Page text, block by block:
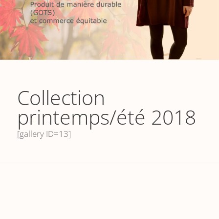
Collection
printemps/été 2018
[gallery ID=13]